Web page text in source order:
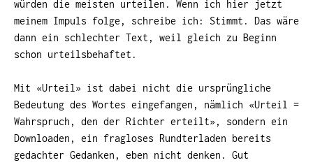
würden die meisten urteilen. Wenn ich hier jetzt
meinem Impuls folge, schreibe ich: Stimmt. Das wäre
dann ein schlechter Text, weil gleich zu Beginn
schon urteilsbehaftet.
Mit «Urteil» ist dabei nicht die ursprüngliche
Bedeutung des Wortes eingefangen, nämlich «Urteil =
Wahrspruch, den der Richter erteilt», sondern ein
Downloaden, ein fragloses Rundterladen bereits
gedachter Gedanken, eben nicht denken. Gut